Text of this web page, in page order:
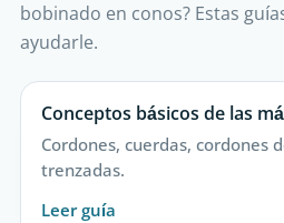
bobinado en conos? Estas
ayudarle.
Conceptos básicos de las
Cordones, cuerdas, cordones
trenzadas.
Leer guía